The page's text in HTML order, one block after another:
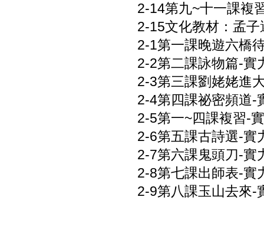
2-14第九~十一課複
2-15文化教材：孟
2-1第一課晚遊六橋
2-2第二課詠物篇-實
2-3第三課劉姥姥進
2-4第四課祕密頻道-
2-5第一~四課複習-
2-6第五課古詩選-實
2-7第六課鬼頭刀-實
2-8第七課出師表-實
2-9第八課玉山去來-